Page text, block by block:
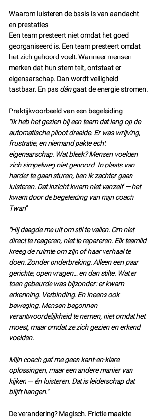
Waarom luisteren de basis is van aandacht
en prestaties
Een team presteert niet omdat het goed
georganiseerd is. Een team presteert omdat
het zich gehoord voelt. Wanneer mensen
merken dat hun stem telt, ontstaat er
eigenaarschap. Dan wordt veiligheid
tastbaar. En pas dán gaat de energie stromen.
Praktijkvoorbeeld van een begeleiding
“Ik heb het gezien bij een team dat lang op de
automatische piloot draaide. Er was wrijving,
frustratie, en niemand pakte echt
eigenaarschap. Wat bleek? Mensen voelden
zich simpelweg niet gehoord. In plaats van
harder te gaan sturen, ben ik zachter gaan
luisteren. Dat inzicht kwam niet vanzelf — het
kwam door de begeleiding van mijn coach
Twan"
"Hij daagde me uit om stil te vallen. Om niet
direct te reageren, niet te repareren. Elk teamlid
kreeg de ruimte om zijn of haar verhaal te
doen. Zonder onderbreking. Alleen een paar
gerichte, open vragen… en dan stilte. Wat er
toen gebeurde was bijzonder: er kwam
erkenning. Verbinding. En ineens ook
beweging. Mensen begonnen
verantwoordelijkheid te nemen, niet omdat het
moest, maar omdat ze zich gezien en erkend
voelden.
Mijn coach gaf me geen kant-en-klare
oplossingen, maar een andere manier van
kijken — én luisteren. Dat is leiderschap dat
blijft hangen.”
De verandering? Magisch. Frictie maakte